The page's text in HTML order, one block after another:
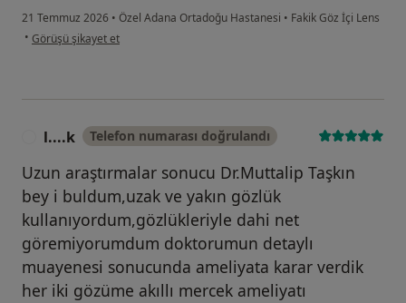
21 Temmuz 2026 • Özel Adana Ortadoğu Hastanesi • Fakik Göz İçi Lens
• kullanıcının görüşüne göre c....g
Görüşü şikayet et
l....k Telefon numarası doğrulandı
Uzun araştırmalar sonucu Dr.Muttalip Taşkın
bey i buldum,uzak ve yakın gözlük
kullanıyordum,gözlükleriyle dahi net
göremiyorumdum doktorumun detaylı
muayenesi sonucunda ameliyata karar verdik
her iki gözüme akıllı mercek ameliyatı